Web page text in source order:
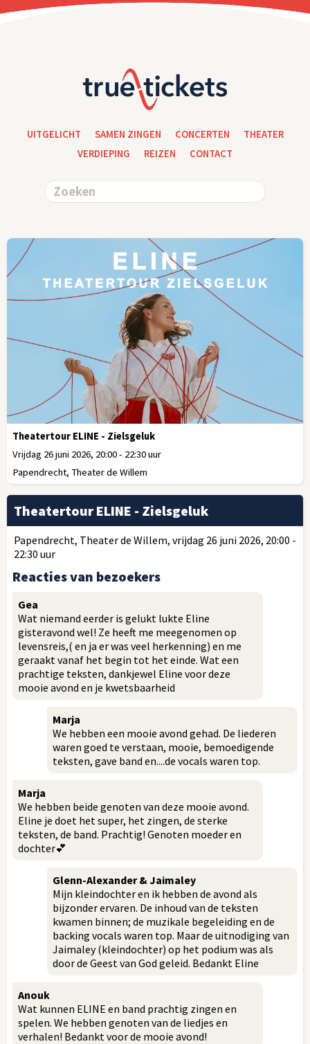
UITGELICHT SAMEN ZINGEN CONCERTEN
THEATER
VERDIEPING
REIZEN CONTACT
Theatertour ELINE - Zielsgeluk
Vrijdag 26 juni 2026, 20:00 - 22:30 uur
Papendrecht, Theater de Willem
Theatertour ELINE - Zielsgeluk
Papendrecht, Theater de Willem, vrijdag 26 juni 2026, 20:00 -
22:30 uur
Reacties van bezoekers
Gea
Wat niemand eerder is gelukt lukte Eline
gisteravond wel! Ze heeft me meegenomen op
levensreis,( en ja er was veel herkenning) en me
geraakt vanaf het begin tot het einde. Wat een
prachtige teksten, dankjewel Eline voor deze
mooie avond en je kwetsbaarheid
Marja
We hebben een mooie avond gehad. De liederen
waren goed te verstaan, mooie, bemoedigende
teksten, gave band en....de vocals waren top.
Marja
We hebben beide genoten van deze mooie avond.
Eline je doet het super, het zingen, de sterke
teksten, de band. Prachtig! Genoten moeder en
dochter💕
Glenn-Alexander & Jaimaley
Mijn kleindochter en ik hebben de avond als
bijzonder ervaren. De inhoud van de teksten
kwamen binnen; de muzikale begeleiding en de
backing vocals waren top. Maar de uitnodiging van
Jaimaley (kleindochter) op het podium was als
door de Geest van God geleid. Bedankt Eline
Anouk
Wat kunnen ELINE en band prachtig zingen en
spelen. We hebben genoten van de liedjes en
verhalen! Bedankt voor de mooie avond!